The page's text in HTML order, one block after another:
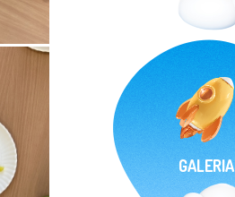
GALERIA